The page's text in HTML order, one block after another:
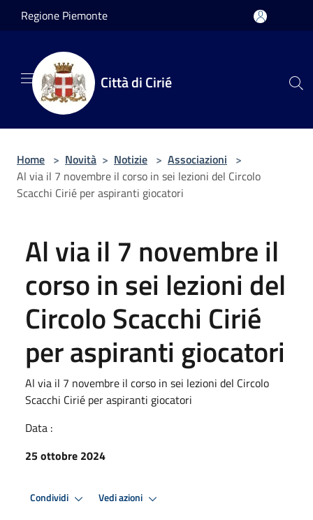
Salta al contenuto principale
Regione Piemonte
Città di Cirié
Home > Novità > Notizie > Associazioni >
Al via il 7 novembre il corso in sei lezioni del Circolo
Scacchi Cirié per aspiranti giocatori
Al via il 7 novembre il
corso in sei lezioni del
Circolo Scacchi Cirié
per aspiranti giocatori
Al via il 7 novembre il corso in sei lezioni del Circolo
Scacchi Cirié per aspiranti giocatori
Data :
25 ottobre 2024
Condividi Vedi azioni